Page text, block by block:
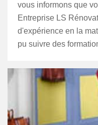
vous informons que
Entreprise LS
d'expérience en la
pu suivre des